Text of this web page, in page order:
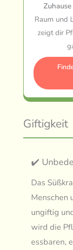
Raum und
zeigt dir
Giftigkeit
✔️
Das
Menschen
ungiftig
wird die
essbaren,